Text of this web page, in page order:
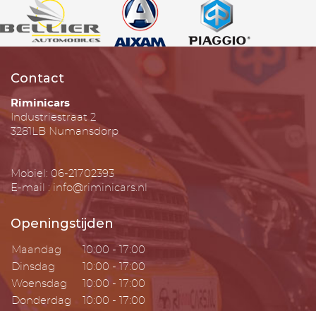
Contact
Riminicars
Industriestraat 2
3281LB Numansdorp
Mobiel: 06-21702393
E-mail : info@riminicars.nl
Openingstijden
Maandag
10:00 - 17:00
Dinsdag
10:00 - 17:00
Woensdag
10:00 - 17:00
Donderdag
10:00 - 17:00